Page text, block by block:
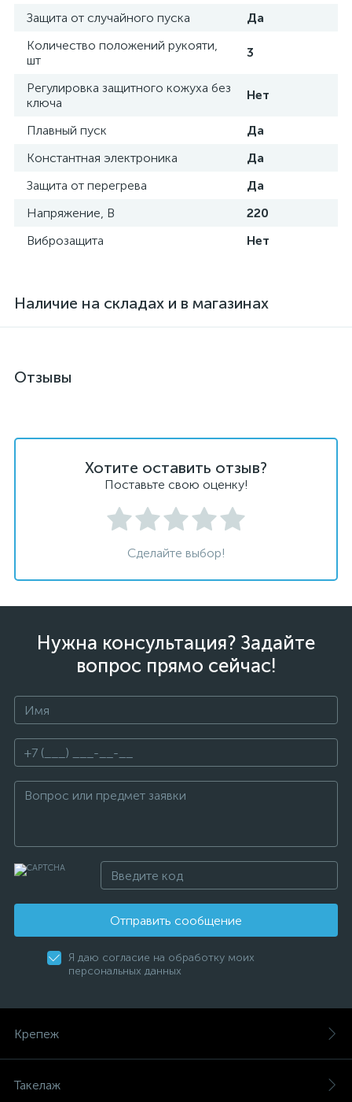
Защита от случайного пуска
Да
Количество положений рукояти,
шт
3
Регулировка защитного кожуха без
ключа
Нет
Плавный пуск
Да
Константная электроника
Да
Защита от перегрева
Да
Напряжение, В
220
Виброзащита
Нет
Наличие на складах и в магазинах
Отзывы
Хотите оставить отзыв?
Поставьте свою оценку!
Сделайте выбор!
Нужна консультация? Задайте
вопрос прямо сейчас!
Отправить сообщение
Я даю согласие на обработку моих
персональных данных
Крепеж
Такелаж